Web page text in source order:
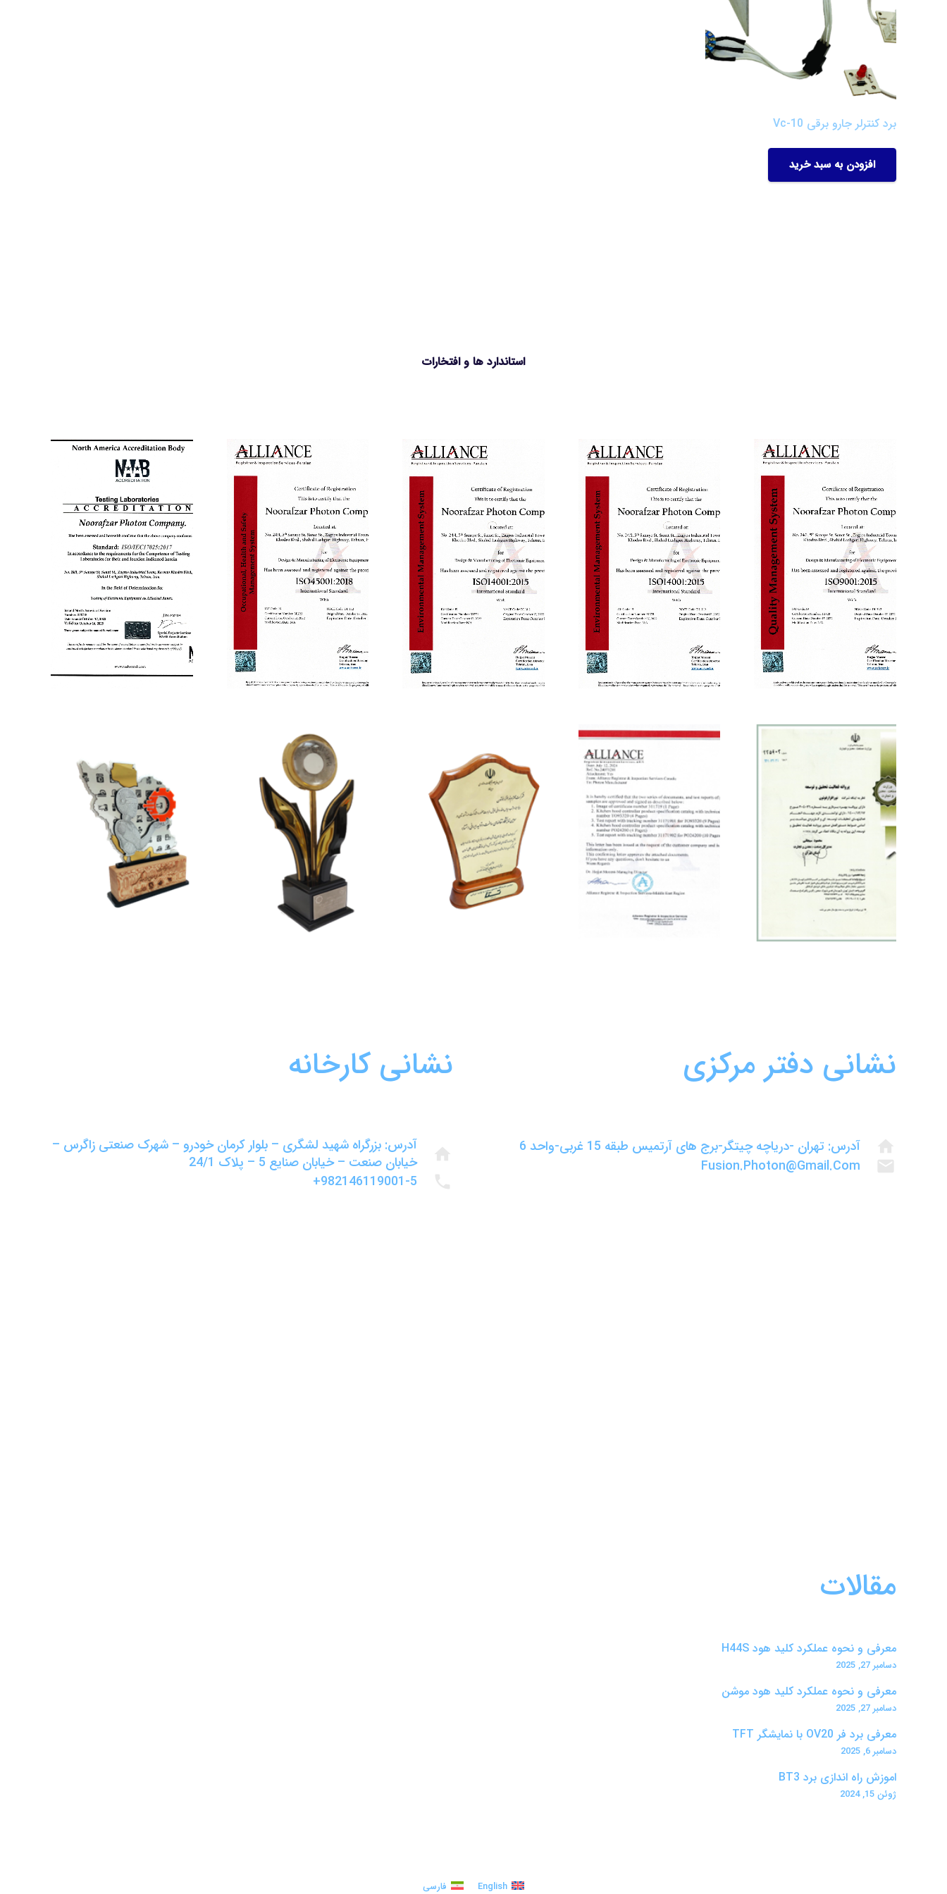
برد کنترلر جارو برقی Vc-10
افزودن به سبد خرید
استاندارد ها و افتخارات
نشانی دفتر مرکزی
آدرس: تهران -دریاچه چیتگر-برج های آرتمیس طبقه 15 غربی-واحد 6
Fusion.photon@gmail.com
مقالات
معرفی و نحوه عملکرد کلید هود H44S
دسامبر 27, 2025
معرفی و نحوه عملکرد کلید هود موشن
دسامبر 27, 2025
معرفی برد فر OV20 با نمایشگر TFT
دسامبر 6, 2025
اموزش راه اندازی برد BT3
ژوئن 15, 2024
نشانی کارخانه
آدرس: بزرگراه شهید لشگری – بلوار کرمان خودرو – شهرک صنعتی زاگرس –
خیابان صنعت – خیابان صنایع 5 – پلاک 24/1
982146119001-5+
English فارسی